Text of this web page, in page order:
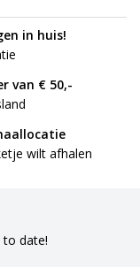
in huis!
van € 50,-
wilt afhalen
to date!